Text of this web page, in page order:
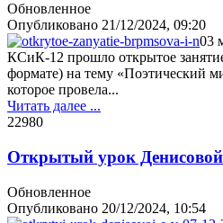
Обновленное
Опубликовано 21/12/2024, 09:20
03
КСиК-12 прошло открытое
формате) на тему «Поэтический
которое провела...
Читать далее ...
22980
Открытый урок
Обновленное
Опубликовано 20/12/2024, 10:54